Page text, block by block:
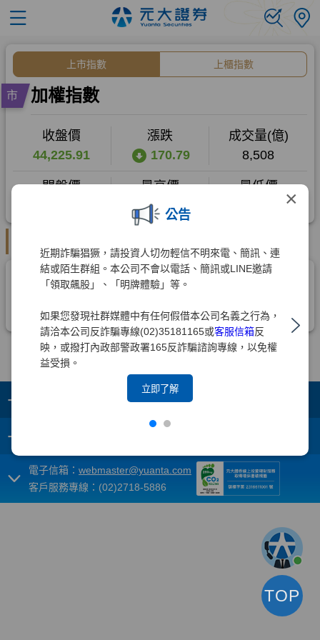
×
公告
近期詐騙猖獗，請投資人切勿輕信不明來電、簡訊、連
結或陌生群組。本公司不會以電話、簡訊或LINE邀請
「領取飆股」、「明牌體驗」等。
如果您發現社群媒體中有任何假借本公司名義之行為，
請洽本公司反詐騙專線(02)35181165或客服信箱反
映，或撥打內政部警政署165反詐騙諮詢專線，以免權
益受損。
立即了解
+
+
電子信箱： webmaster@yuanta.com
客戶服務專線：(02)2718-5886
TOP